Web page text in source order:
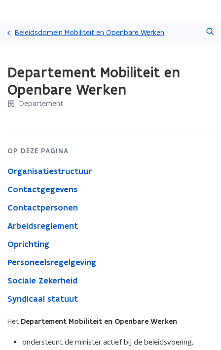
en
naar
gaan
Beleidsdomein Mobiliteit en Openbare Werken
met
laden.
bevindt
zich
Werken
Departement Mobiliteit en
Openbare Werken
Departement
OP DEZE PAGINA
Organisatiestructuur
Contactgegevens
Contactpersonen
Arbeidsreglement
Oprichting
Personeelsregelgeving
Sociale Zekerheid
Syndicaal statuut
Het Departement Mobiliteit en Openbare Werken
ondersteunt de minister actief bij de beleidsvoering,